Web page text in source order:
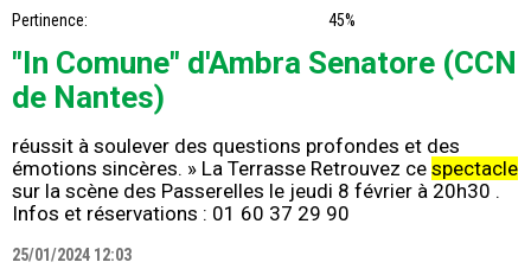
Pertinence: 45%
"In Comune" d'Ambra Senatore (CCN
de Nantes)
réussit à soulever des questions profondes et des
émotions sincères. » La Terrasse Retrouvez ce spectacle
sur la scène des Passerelles le jeudi 8 février à 20h30 .
Infos et réservations : 01 60 37 29 90
25/01/2024 12:03